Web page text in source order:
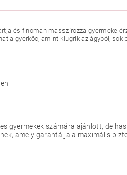
és finoman masszírozza gyermeke
a gyerkőc, amint kiugrik az ágyból,
gyermekek számára ajánlott, de
amely garantálja a maximális